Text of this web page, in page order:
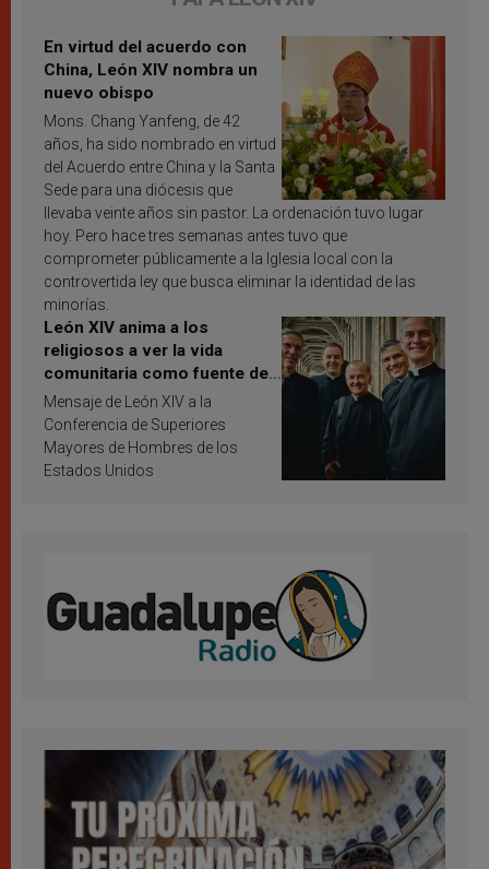
En virtud del acuerdo con
China, León XIV nombra un
nuevo obispo
Mons. Chang Yanfeng, de 42
años, ha sido nombrado en virtud
del Acuerdo entre China y la Santa
Sede para una diócesis que
llevaba veinte años sin pastor. La ordenación tuvo lugar
hoy. Pero hace tres semanas antes tuvo que
comprometer públicamente a la Iglesia local con la
controvertida ley que busca eliminar la identidad de las
minorías.
León XIV anima a los
religiosos a ver la vida
comunitaria como fuente de
inspiración y santificación
Mensaje de León XIV a la
Conferencia de Superiores
Mayores de Hombres de los
Estados Unidos